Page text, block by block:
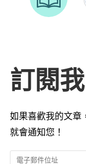
訂閱
如果喜歡我的文章
就會通知您！